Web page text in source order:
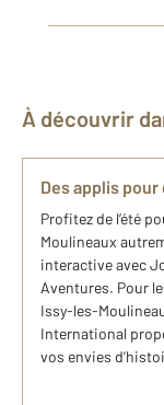
À découvrir
Des applis
Profitez de l’été
Moulineaux
interactive avec
Aventures. Pour
Issy-les-
International
vos envies